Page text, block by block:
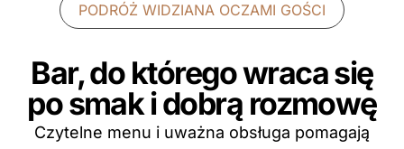
PODRÓŻ WIDZIANA OCZAMI GOŚCI
Bar, do którego wraca się
po smak i dobrą rozmowę
Czytelne menu i uważna obsługa pomagają